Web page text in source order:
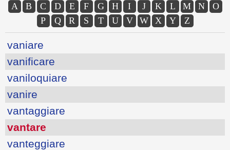
A B C D E F G H I J K L M N
O
P
Q R S T U V W X Y Z
vaniare
vanificare
vaniloquiare
vanire
vantaggiare
vantare
vanteggiare